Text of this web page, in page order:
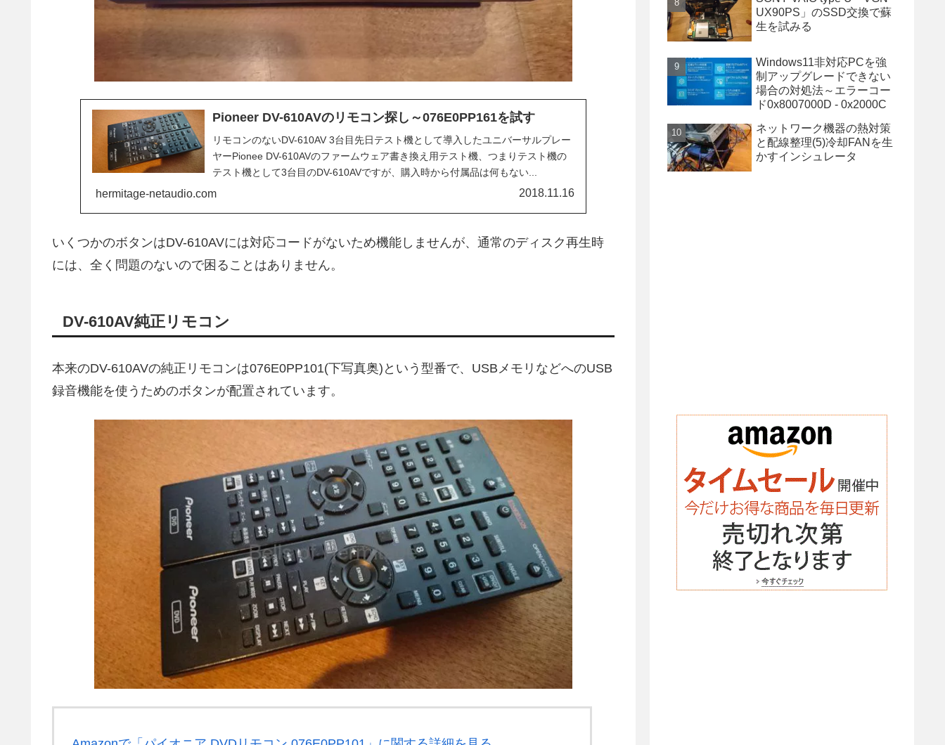
Pioneer DV-610AVのリモコン探し～076E0PP161を試す
リモコンのないDV-610AV 3台目先日テスト機として導入したユニバーサルプレー
ヤーPionee DV-610AVのファームウェア書き換え用テスト機、つまりテスト機の
テスト機として3台目のDV-610AVですが、購入時から付属品は何もない...
hermitage-netaudio.com 2018.11.16
いくつかのボタンはDV-610AVには対応コードがないため機能しませんが、通常のディスク再生時
には、全く問題のないので困ることはありません。
DV-610AV純正リモコン
本来のDV-610AVの純正リモコンは076E0PP101(下写真奥)という型番で、USBメモリなどへのUSB
録音機能を使うためのボタンが配置されています。
UX90PS」のSSD交換で蘇
生を試みる
Windows11非対応PCを強
制アップグレードできない
場合の対処法～エラーコー
ド0x8007000D - 0x2000C
ネットワーク機器の熱対策
と配線整理(5)冷却FANを生
かすインシュレータ